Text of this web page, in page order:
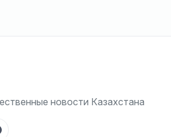
новости Казахстана